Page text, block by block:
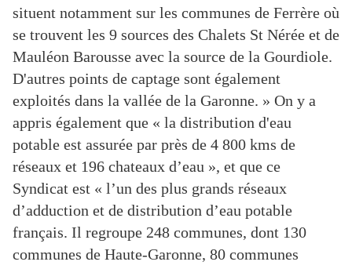
situent notamment sur les communes de Ferrère où
se trouvent les 9 sources des Chalets St Nérée et de
Mauléon Barousse avec la source de la Gourdiole.
D'autres points de captage sont également
exploités dans la vallée de la Garonne. » On y a
appris également que « la distribution d'eau
potable est assurée par près de 4 800 kms de
réseaux et 196 chateaux d’eau », et que ce
Syndicat est « l’un des plus grands réseaux
d’adduction et de distribution d’eau potable
français. Il regroupe 248 communes, dont 130
communes de Haute-Garonne, 80 communes